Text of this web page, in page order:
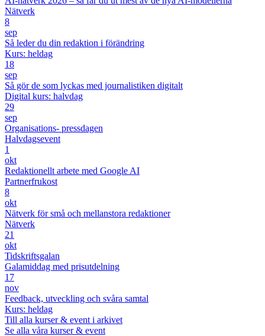
Nätverk
8
sep
Så leder du din redaktion i förändring
Kurs: heldag
18
sep
Så gör de som lyckas med journalistiken digitalt
Digital kurs: halvdag
29
sep
Organisations- pressdagen
Halvdagsevent
1
okt
Redaktionellt arbete med Google AI
Partnerfrukost
8
okt
Nätverk för små och mellanstora redaktioner
Nätverk
21
okt
Tidskriftsgalan
Galamiddag med prisutdelning
17
nov
Feedback, utveckling och svåra samtal
Kurs: heldag
Till alla kurser & event i arkivet
Se alla våra kurser & event